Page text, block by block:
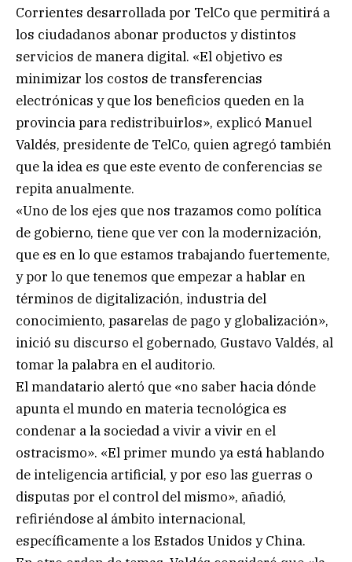
Corrientes desarrollada por TelCo que permitirá a
los ciudadanos abonar productos y distintos
servicios de manera digital. «El objetivo es
minimizar los costos de transferencias
electrónicas y que los beneficios queden en la
provincia para redistribuirlos», explicó Manuel
Valdés, presidente de TelCo, quien agregó también
que la idea es que este evento de conferencias se
repita anualmente.
«Uno de los ejes que nos trazamos como política
de gobierno, tiene que ver con la modernización,
que es en lo que estamos trabajando fuertemente,
y por lo que tenemos que empezar a hablar en
términos de digitalización, industria del
conocimiento, pasarelas de pago y globalización»,
inició su discurso el gobernado, Gustavo Valdés, al
tomar la palabra en el auditorio.
El mandatario alertó que «no saber hacia dónde
apunta el mundo en materia tecnológica es
condenar a la sociedad a vivir a vivir en el
ostracismo». «El primer mundo ya está hablando
de inteligencia artificial, y por eso las guerras o
disputas por el control del mismo», añadió,
refiriéndose al ámbito internacional,
específicamente a los Estados Unidos y China.